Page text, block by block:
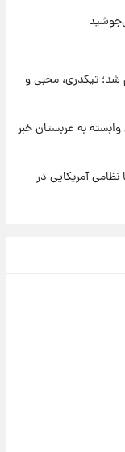
طلا؛ پیش‌بینی
شد؛ تیکدری، محبی و
به عربستان خبر
آمریکایی در